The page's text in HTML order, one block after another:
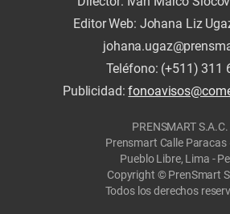
Editor Web: Johana Liz
Teléfono: (+511) 311
Publicidad:
PRENSMART S.A.C.
Prensmart Calle Paracas
Pueblo Libre, Lima -
Copyright © PrenSmart
Todos los derechos